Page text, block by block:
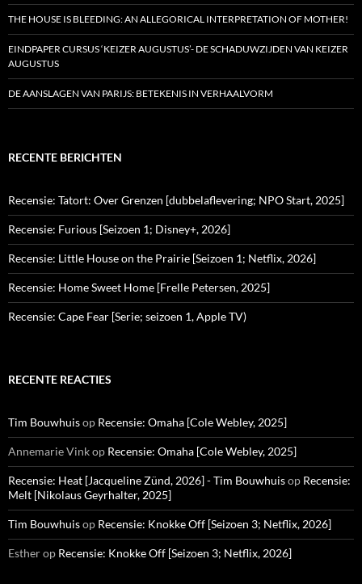
THE HOUSE IS BLEEDING: AN ALLEGORICAL INTERPRETATION OF MOTHER!
EINDPAPER CURSUS ‘KEIZER AUGUSTUS’- DE SCHADUWZIJDEN VAN KEIZER
AUGUSTUS
DE AANSLAGEN VAN PARIJS: BETEKENIS IN VERHAALVORM
RECENTE BERICHTEN
Recensie: Tatort: Over Grenzen [dubbelaflevering; NPO Start, 2025]
Recensie: Furious [Seizoen 1; Disney+, 2026]
Recensie: Little House on the Prairie [Seizoen 1; Netflix, 2026]
Recensie: Home Sweet Home [Frelle Petersen, 2025]
Recensie: Cape Fear [Serie; seizoen 1, Apple TV)
RECENTE REACTIES
Tim Bouwhuisop Recensie: Omaha [Cole Webley, 2025]
Annemarie Vinkop Recensie: Omaha [Cole Webley, 2025]
Recensie: Heat [Jacqueline Zünd, 2026] - Tim Bouwhuisop Recensie:
Melt [Nikolaus Geyrhalter, 2025]
Tim Bouwhuisop Recensie: Knokke Off [Seizoen 3; Netflix, 2026]
Estherop Recensie: Knokke Off [Seizoen 3; Netflix, 2026]